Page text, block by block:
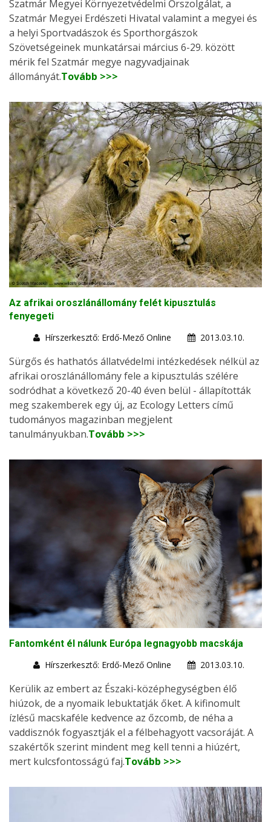
Szatmár Megyei Környezetvédelmi Őrszolgálat, a
Szatmár Megyei Erdészeti Hivatal valamint a megyei és
a helyi Sportvadászok és Sporthorgászok
Szövetségeinek munkatársai március 6-29. között
mérik fel Szatmár megye nagyvadjainak
állományát.Tovább >>>
Az afrikai oroszlánállomány felét kipusztulás
fenyegeti
Hírszerkesztő: Erdő-Mező Online
2013.03.10.
Sürgős és hathatós állatvédelmi intézkedések nélkül az
afrikai oroszlánállomány fele a kipusztulás szélére
sodródhat a következő 20-40 éven belül - állapították
meg szakemberek egy új, az Ecology Letters című
tudományos magazinban megjelent
tanulmányukban.Tovább >>>
Fantomként él nálunk Európa legnagyobb macskája
Hírszerkesztő: Erdő-Mező Online
2013.03.10.
Kerülik az embert az Északi-középhegységben élő
hiúzok, de a nyomaik lebuktatják őket. A kifinomult
ízlésű macskaféle kedvence az őzcomb, de néha a
vaddisznók fogyasztják el a félbehagyott vacsoráját. A
szakértők szerint mindent meg kell tenni a hiúzért,
mert kulcsfontosságú faj.Tovább >>>